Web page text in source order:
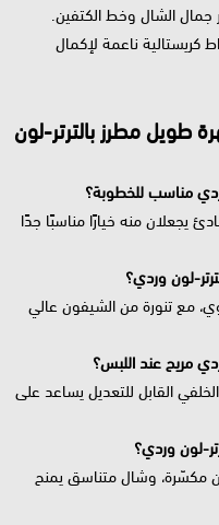
الشال وخط الكتفين.
كريستالية ناعمة لإكمال
طويل مطرز بالترتر-لون
مناسب للخطوبة؟
يجعلان منه خيارًا مناسبًا جدًا
لون وردي؟
مع تنورة من الشيفون عالي
مريح عند اللبس؟
القابل للتعديل يساعد على
لون وردي؟
مكسّرة، وشال متناسق يمنح